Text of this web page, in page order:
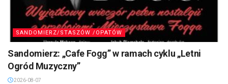
SANDOMIERZ/STASZÓW /OPATÓW
Sandomierz: „Cafe Fogg” w ramach cyklu „Letni
Ogród Muzyczny”
2026-08-07